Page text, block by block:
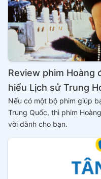
Review phim Hoàng
hiểu Lịch sử Trung
Nếu có một bộ phim giúp
Trung Quốc, thì phim
vời dành cho bạn.